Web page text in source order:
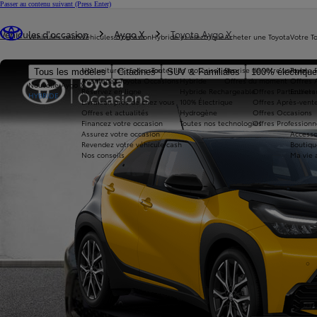
Passer au contenu suivant (Press Enter)
Véhicules neufs
Tous les modèles Citadines SUV & Familiales 100%
Nouvelle Aygo X
HYBRIDE
Véhicules d'occasion
Nos voitures d'occasion
Avantages Toyota Occasions
Réservez en ligne
Livraison près de chez vous
Offres et actualités
Financez votre occasion
Assurez votre occasion
Revendez votre véhicule cash
Nos conseils
Hybride et électrique
Toutes les motorisations
Hybride
100% Électrique
Hydrogène
Toutes nos technologies
Acheter une Toyota
Reprise de votre voiture
Offres du moment
Offres Après-
Offres Occasions
Offres
Votre
Toyota
Offres
Ma vie
Véhicules d'occasion Aygo X Toyota Aygo X
360°